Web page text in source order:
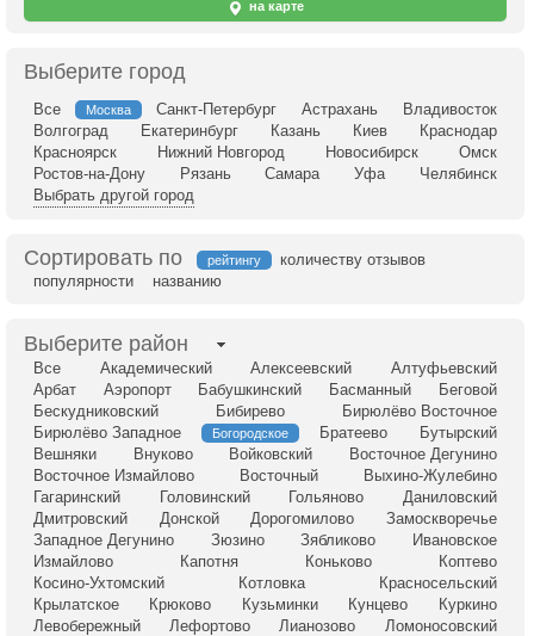
на карте
Выберите город
Все Москва Санкт-Петербург Астрахань
Владивосток
Волгоград
Екатеринбург Казань Киев
Краснодар
Красноярск
Нижний Новгород Новосибирск
Омск
Ростов-на-Дону
Рязань Самара Уфа
Челябинск
Выбрать другой город
Сортировать по рейтингу
количеству отзывов
популярности
названию
Выберите район
Все Академический Алексеевский
Алтуфьевский
Арбат
Аэропорт Бабушкинский Басманный
Беговой
Бескудниковский
Бибирево
Бирюлёво Восточное
Бирюлёво Западное
Богородское Братеево
Бутырский
Вешняки
Внуково Войковский
Восточное Дегунино
Восточное Измайлово
Восточный
Выхино-Жулебино
Гагаринский
Головинский Гольяново
Даниловский
Дмитровский
Донской Дорогомилово
Замоскворечье
Западное Дегунино
Зюзино Зябликово
Ивановское
Измайлово
Капотня Коньково
Коптево
Косино-Ухтомский
Котловка
Красносельский
Крылатское
Крюково Кузьминки Кунцево
Куркино
Левобережный
Лефортово Лианозово
Ломоносовский